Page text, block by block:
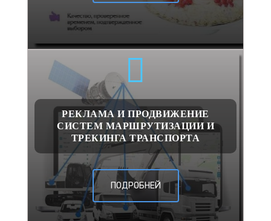
РЕКЛАМА И ПРОДВИЖЕНИЕ
СИСТЕМ МАРШРУТИЗАЦИИ И
ТРЕКИНГА ТРАНСПОРТА
ПОДРОБНЕЙ